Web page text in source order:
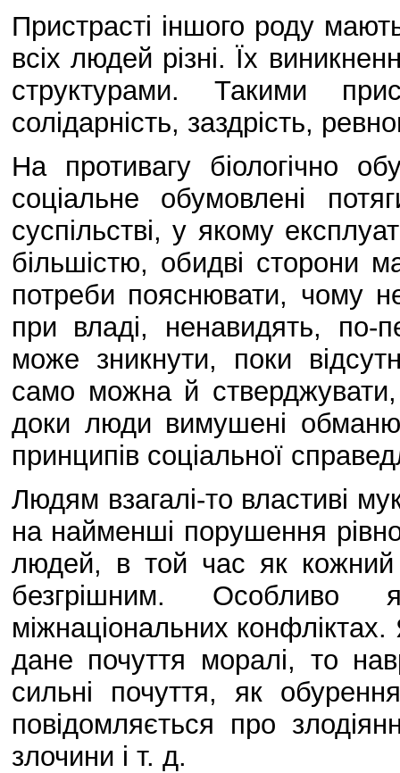
Пристрасті іншого роду
всіх людей різні. Їх
структурами. Такими
солідарність, заздрість,
На противагу біологічно
соціальне обумовлені
суспільстві, у якому
більшістю, обидві сторони
потреби пояснювати, чому
при владі, ненавидять, по-
може зникнути, поки
само можна й
доки люди вимушені
принципів соціальної
Людям взагалі-то властиві
на найменші порушення
людей, в той час як
безгрішним. Особливо
міжнаціональних
дане почуття моралі, то
сильні почуття, як
повідомляється про
злочини і т. д.